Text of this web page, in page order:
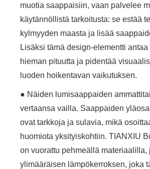
muotia saappaisiin, vaan palvelee
käytännöllistä tarkoitusta: se estää
kylmyyden maasta ja lisää
Lisäksi tämä design-elementti
hieman pituutta ja pidentää
luoden hoikentavan vaikutuksen.
● Näiden lumisaappaiden
vertaansa vailla. Saappaiden
ovat tarkkoja ja sulavia, mikä
huomiota yksityiskohtiin. TIANXIU
on vuorattu pehmeällä materiaalilla,
ylimääräisen lämpökerroksen, joka